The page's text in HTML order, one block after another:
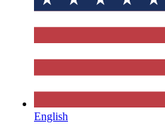
English